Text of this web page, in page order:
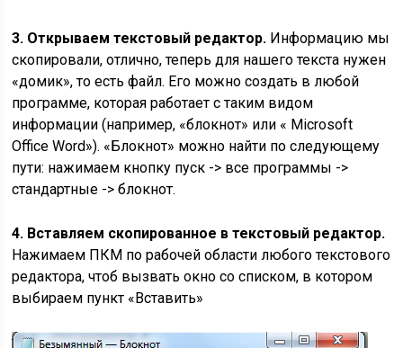
3. Открываем текстовый редактор. Информацию мы
скопировали, отлично, теперь для нашего текста нужен
«домик», то есть файл. Его можно создать в любой
программе, которая работает с таким видом
информации (например, «блокнот» или « Microsoft
Office Word»). «Блокнот» можно найти по следующему
пути: нажимаем кнопку пуск -> все программы ->
стандартные -> блокнот.
4. Вставляем скопированное в текстовый редактор.
Нажимаем ПКМ по рабочей области любого текстового
редактора, чтоб вызвать окно со списком, в котором
выбираем пункт «Вставить»